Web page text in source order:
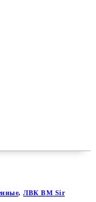
, ЛВК ВМ Sir